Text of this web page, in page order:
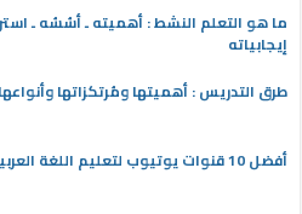
ما هو التعلم النشط : أهميته ـ أسُسُه ـ
إيجابياته
طرق التدريس : أهميتها ومُرتكزاتها وأنواعها
أفضل 10 قنوات يوتيوب لتعليم اللغة العربية للأطفال